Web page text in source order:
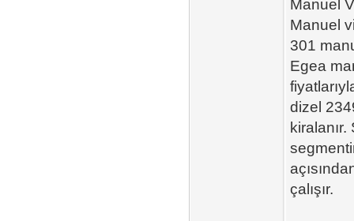
Manuel
Manuel
301
Egea
dizel
çalışır.